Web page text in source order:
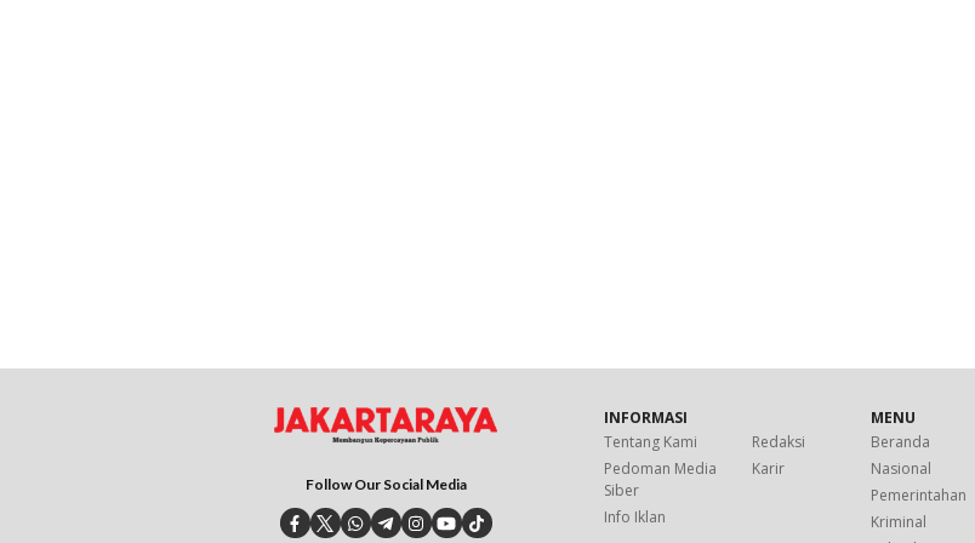
Follow Our Social Media
INFORMASI
Tentang Kami
Redaksi
Pedoman Media
Siber
Karir
Info Iklan
MENU
Beranda
Nasional
Pemerintahan
Kriminal